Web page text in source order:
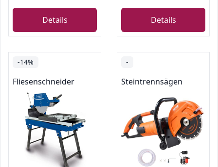
Details Details
-14%
Fliesenschneider
-
Steintrennsägen